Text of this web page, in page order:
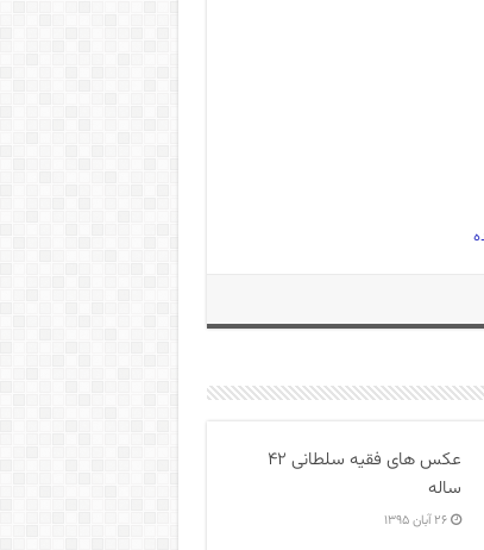
عکس های فقیه سلطانی ۴۲
ساله
۲۶ آبان ۱۳۹۵